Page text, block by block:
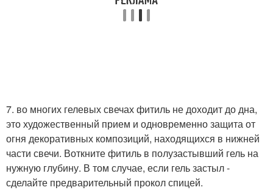
7. во многих гелевых свечах фитиль не доходит до дна,
это художественный прием и одновременно защита от
огня декоративных композиций, находящихся в нижней
части свечи. Воткните фитиль в полузастывший гель на
нужную глубину. В том случае, если гель застыл -
сделайте предварительный прокол спицей.